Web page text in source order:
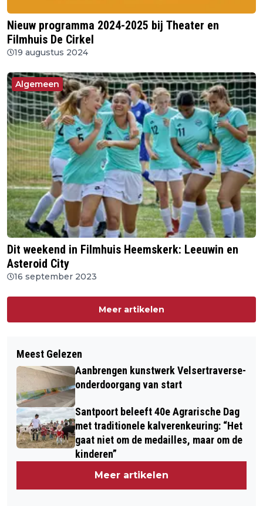
Nieuw programma 2024-2025 bij Theater en
Filmhuis De Cirkel
19 augustus 2024
Algemeen
Dit weekend in Filmhuis Heemskerk: Leeuwin en
Asteroid City
16 september 2023
Meer artikelen
Meest Gelezen
Aanbrengen kunstwerk Velsertraverse-
onderdoorgang van start
Santpoort beleeft 40e Agrarische Dag
met traditionele kalverenkeuring: “Het
gaat niet om de medailles, maar om de
kinderen”
Meer artikelen